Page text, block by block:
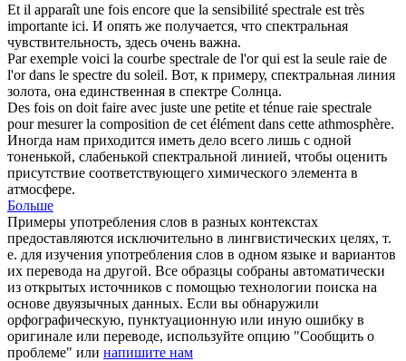
Et il apparaît une fois encore que la sensibilité spectrale est très
importante ici. И опять же получается, что спектральная
чувствительность, здесь очень важна.
Par exemple voici la courbe spectrale de l'or qui est la seule raie de
l'or dans le spectre du soleil. Вот, к примеру, спектральная линия
золота, она единственная в спектре Солнца.
Des fois on doit faire avec juste une petite et ténue raie spectrale
pour mesurer la composition de cet élément dans cette athmosphère.
Иногда нам приходится иметь дело всего лишь с одной
тоненькой, слабенькой спектральной линией, чтобы оценить
присутствие соответствующего химического элемента в
атмосфере.
Больше
Примеры употребления слов в разных контекстах
предоставляются исключительно в лингвистических целях, т.
е. для изучения употребления слов в одном языке и вариантов
их перевода на другой. Все образцы собраны автоматически
из открытых источников с помощью технологии поиска на
основе двуязычных данных. Если вы обнаружили
орфографическую, пунктуационную или иную ошибку в
оригинале или переводе, используйте опцию "Сообщить о
проблеме" или напишите нам